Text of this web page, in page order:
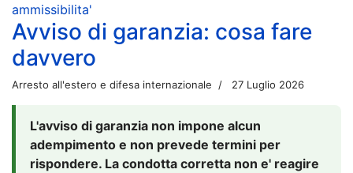
ammissibilita'
Avviso di garanzia: cosa fare
davvero
Arresto all'estero e difesa internazionale 27 Luglio 2026
L'avviso di garanzia non impone alcun
adempimento e non prevede termini per
rispondere. La condotta corretta non e' reagire